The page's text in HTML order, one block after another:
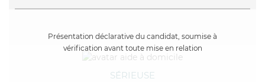
Présentation déclarative du candidat, soumise à
vérification avant toute mise en relation
SÉRIEUSE